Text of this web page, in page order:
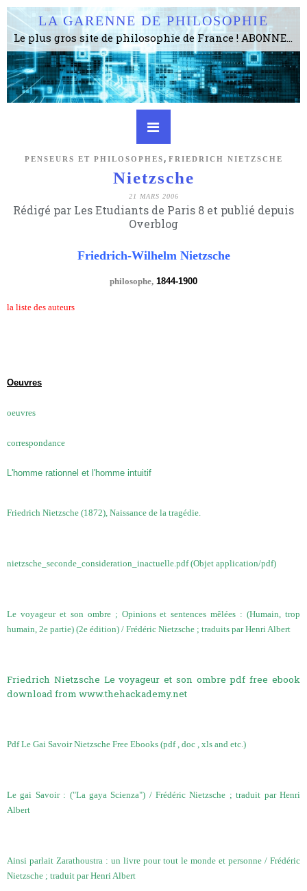
LA GARENNE DE PHILOSOPHIE
Le plus gros site de philosophie de France ! ABONNEZ-VOUS ! 4115 Articles, 1634 abonné·e·s, depuis 2006 . . . . . . . . 2 852 214 pages vues jusqu'à présent. Prestance et être apte à un plus grand nombre de choses.
PENSEURS ET PHILOSOPHES , FRIEDRICH NIETZSCHE
Nietzsche
21 MARS 2006
Rédigé par Les Etudiants de Paris 8 et publié depuis
Overblog
Friedrich-Wilhelm Nietzsche
philosophe, 1844-1900
la liste des auteurs
Oeuvres
oeuvres
correspondance
L'homme rationnel et l'homme intuitif
Friedrich Nietzsche (1872), Naissance de la tragédie.
nietzsche_seconde_consideration_inactuelle.pdf (Objet application/pdf)
Le voyageur et son ombre ; Opinions et sentences mêlées : (Humain, trop
humain, 2e partie) (2e édition) / Frédéric Nietzsche ; traduits par Henri Albert
Friedrich Nietzsche Le voyageur et son ombre pdf free ebook
download from www.thehackademy.net
Pdf Le Gai Savoir Nietzsche Free Ebooks (pdf , doc , xls and etc.)
Le gai Savoir : ("La gaya Scienza") / Frédéric Nietzsche ; traduit par Henri
Albert
Ainsi parlait Zarathoustra : un livre pour tout le monde et personne / Frédéric
Nietzsche ; traduit par Henri Albert